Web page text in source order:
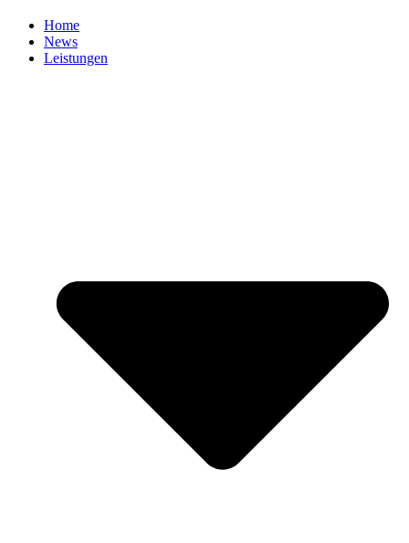
Home
News
Leistungen